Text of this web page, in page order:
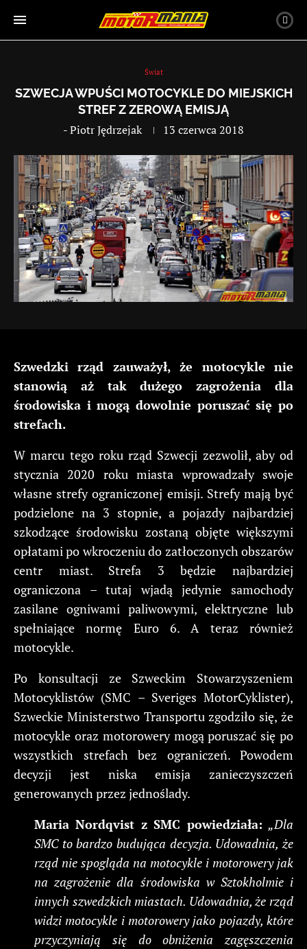
Świat
SZWECJA WPUŚCI MOTOCYKLE DO MIEJSKICH
STREF Z ZEROWĄ EMISJĄ
-Piotr Jędrzejak 13 czerwca 2018
Szwedzki rząd zauważył, że motocykle nie
stanowią aż tak dużego zagrożenia dla
środowiska i mogą dowolnie poruszać się po
strefach.
W marcu tego roku rząd Szwecji zezwolił, aby od
stycznia 2020 roku miasta wprowadzały swoje
własne strefy ograniczonej emisji. Strefy mają być
podzielone na 3 stopnie, a pojazdy najbardziej
szkodzące środowisku zostaną objęte większymi
opłatami po wkroczeniu do zatłoczonych obszarów
centr miast. Strefa 3 będzie najbardziej
ograniczona – tutaj wjadą jedynie samochody
zasilane ogniwami paliwowymi, elektryczne lub
spełniające normę Euro 6. A teraz również
motocykle.
Po konsultacji ze Szweckim Stowarzyszeniem
Motocyklistów (SMC – Sveriges MotorCyklister),
Szweckie Ministerstwo Transportu zgodziło się, że
motocykle oraz motorowery mogą poruszać się po
wszystkich strefach bez ograniczeń. Powodem
decyzji jest niska emisja zanieczyszczeń
generowanych przez jednoślady.
Maria Nordqvist z SMC powiedziała: „Dla
SMC to bardzo budująca decyzja. Udowadnia, że
rząd nie spogląda na motocykle i motorowery jak
na zagrożenie dla środowiska w Sztokholmie i
innych szwedzkich miastach. Udowadnia, że rząd
widzi motocykle i motorowery jako pojazdy, które
przyczyniają się do obniżenia zagęszczenia